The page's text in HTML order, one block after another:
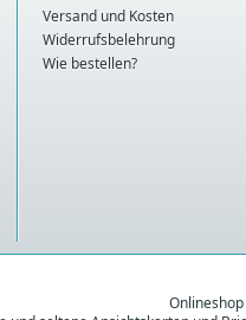
Versand und Kosten
Widerrufsbelehrung
Wie bestellen?